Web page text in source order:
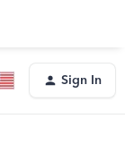
Sign In